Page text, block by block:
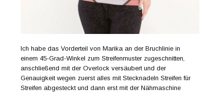
Ich habe das Vorderteil von Marika an der Bruchlinie in
einem 45-Grad-Winkel zum Streifenmuster zugeschnitten,
anschließend mit der Overlock versäubert und der
Genauigkeit wegen zuerst alles mit Stecknadeln Streifen für
Streifen abgesteckt und dann erst mit der Nähmaschine